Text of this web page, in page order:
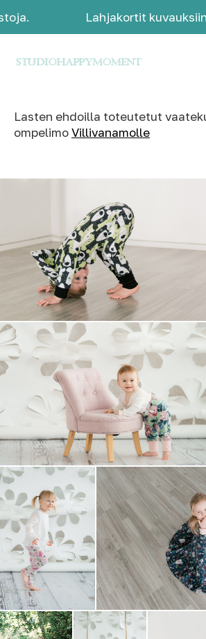
Lahjakortit kuvauksiin.
Lasten ehdoilla toteutetut
ompelimoVillivanamolle